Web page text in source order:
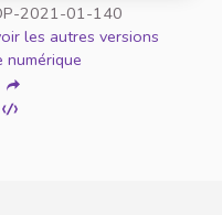
2021-01-140
les autres versions
numérique